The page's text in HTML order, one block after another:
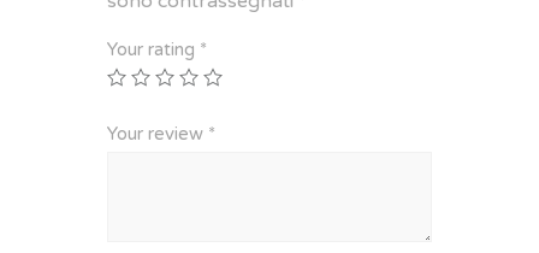
Your rating *
Your review *